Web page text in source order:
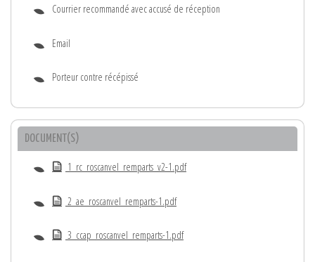
Courrier recommandé avec accusé de réception
Email
Porteur contre récépissé
DOCUMENT(S)
1_rc_roscanvel_remparts_v2-1.pdf
2_ae_roscanvel_remparts-1.pdf
3_ccap_roscanvel_remparts-1.pdf